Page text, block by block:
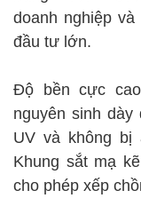
doanh nghiệp
đầu tư lớn.
Độ bền cực
nguyên sinh
UV và không bị
Khung sắt mạ
cho phép xếp